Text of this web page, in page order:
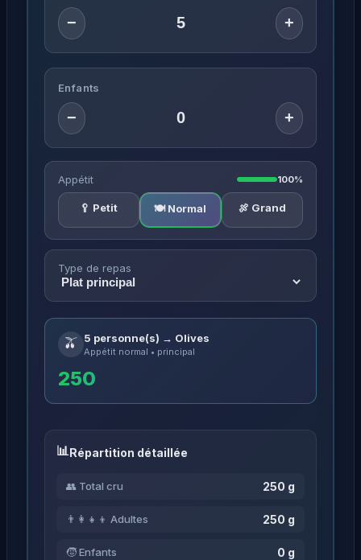
− +
Enfants
− +
Appétit 100%
🥄 Petit 🍽️ Normal 🍖 Grand
Type de repas
🫒 5 personne(s) → Olives
Appétit normal • principal
250
Répartition détaillée
👥 Total cru 250 g
👨‍👩‍👧‍👦 Adultes 250 g
🧒 Enfants 0 g